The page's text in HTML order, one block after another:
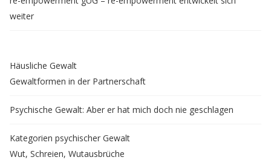
weiter
Häusliche Gewalt
Gewaltformen in der Partnerschaft
Psychische Gewalt: Aber er hat mich doch nie geschlagen
Kategorien psychischer Gewalt
Wut, Schreien, Wutausbrüche